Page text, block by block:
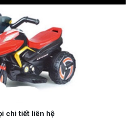
chi tiết liên hệ